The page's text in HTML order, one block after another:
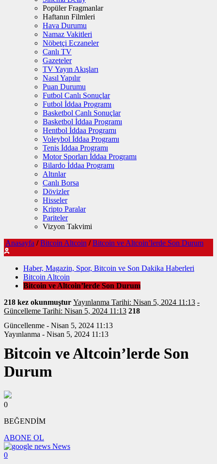
Popüler Fragmanlar
Haftanın Filmleri
Hava Durumu
Namaz Vakitleri
Nöbetçi Eczaneler
Canlı TV
Gazeteler
TV Yayın Akışları
Nasıl Yapılır
Puan Durumu
Futbol Canlı Sonuçlar
Futbol İddaa Programı
Basketbol Canlı Sonuçlar
Basketbol İddaa Programı
Hentbol İddaa Programı
Voleybol İddaa Programı
Tenis İddaa Programı
Motor Sporları İddaa Programı
Bilardo İddaa Programı
Altınlar
Canlı Borsa
Dövizler
Hisseler
Kripto Paralar
Pariteler
Vizyon Takvimi
Anasayfa / Bitcoin Altcoin / Bitcoin ve Altcoin’lerde Son Durum
Haber, Magazin, Spor, Bitcoin ve Son Dakika Haberleri
Bitcoin Altcoin
Bitcoin ve Altcoin’lerde Son Durum
218 kez okunmuştur Yayınlanma Tarihi: Nisan 5, 2024 11:13 -
Güncelleme Tarihi: Nisan 5, 2024 11:13 218
Güncellenme - Nisan 5, 2024 11:13
Yayınlanma - Nisan 5, 2024 11:13
Bitcoin ve Altcoin’lerde Son
Durum
0
BEĞENDİM
ABONE OL
News
0